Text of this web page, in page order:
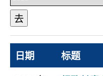
去
日期 标题